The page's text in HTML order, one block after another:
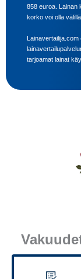
858 euroa. Lainan
korko voi olla
Lainavertailija.com
tarjoamat lainat